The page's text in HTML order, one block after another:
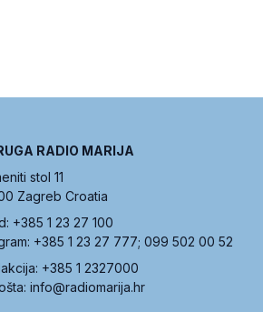
RADIO MARIJA
stol 11
Zagreb Croatia
+385 1 23 27 100
+385 1 23 27 777; 099 502 00 52
+385 1 2327000
info@radiomarija.hr